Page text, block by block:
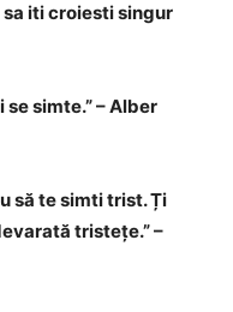
iti croiesti singur
simte.” – Alber
să te simti trist. Ți
tristețe.” –